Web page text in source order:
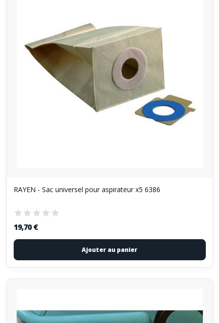
RAYEN - Sac universel pour aspirateur x5 6386
19,70 €
Ajouter au panier